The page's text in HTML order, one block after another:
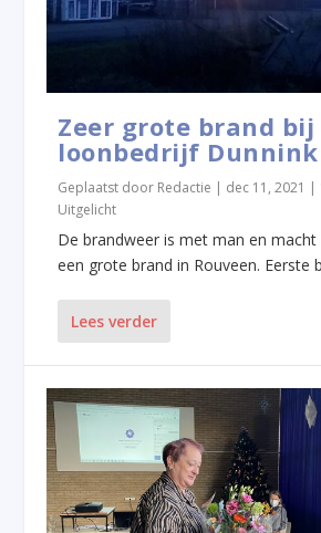
Zeer grote brand bij
loonbedrijf Dunnink
Geplaatst door Redactie | dec 11, 2021 |
Uitgelicht
De brandweer is met man en
een grote brand in Rouveen. Eerste
Lees verder